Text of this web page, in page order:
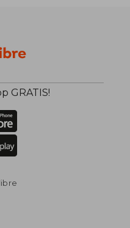
GRATIS!